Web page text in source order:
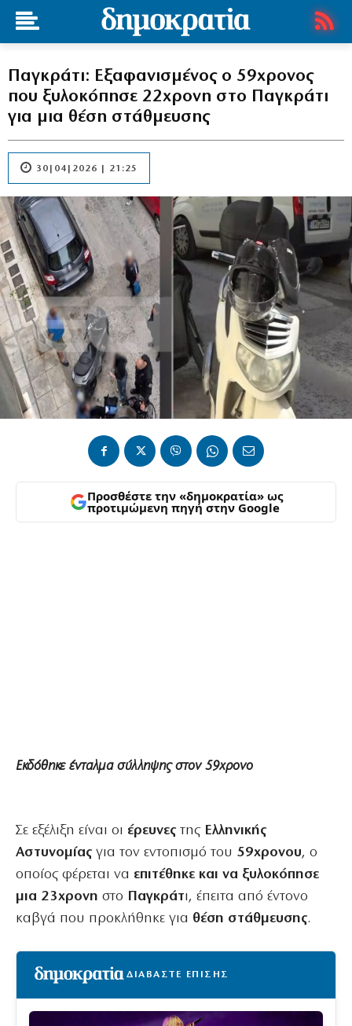
Παγκράτι: Εξαφανισμένος ο 59χρονος
που ξυλοκόπησε 22χρονη στο Παγκράτι
για μια θέση στάθμευσης
30|04|2026 | 21:25
Προσθέστε την «δημοκρατία» ως
προτιμώμενη πηγή στην Google
Εκδόθηκε ένταλμα σύλληψης στον 59χρονο
Σε εξέλιξη είναι οι έρευνες τηςΕλληνικής
Αστυνομίας για τον εντοπισμό του 59χρονου, ο
οποίος φέρεται να επιτέθηκε και να ξυλοκόπησε
μια 23χρονη στο Παγκράτι, έπειτα από έντονο
καβγά που προκλήθηκε για θέση στάθμευσης.
ΔΙΑΒΑΣΤΕ ΕΠΙΣΗΣ